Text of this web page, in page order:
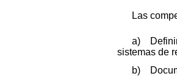
Las
a) Definir
sistemas de
b)